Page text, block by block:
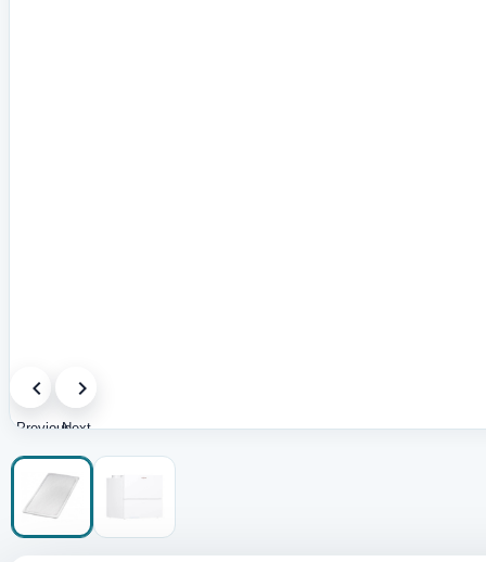
PreviousNext